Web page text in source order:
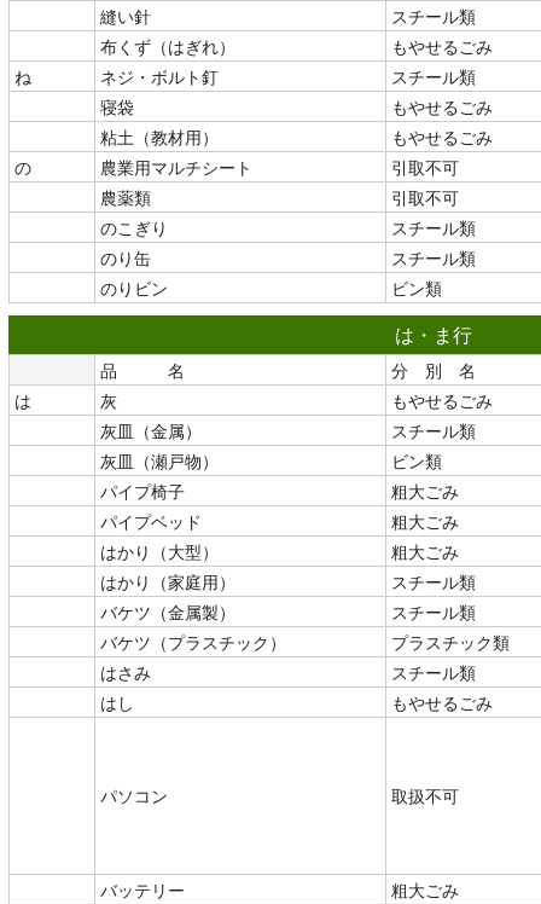
縫い針
スチール類
布くず（はぎれ）
もやせるごみ
ね
ネジ・ボルト釘
スチール類
寝袋
もやせるごみ
粘土（教材用）
もやせるごみ
の
農業用マルチシート
引取不可
農薬類
引取不可
のこぎり
スチール類
のり缶
スチール類
のりビン
ビン類
は・ま行
品 名
分 別 名
は
灰
もやせるごみ
灰皿（金属）
スチール類
灰皿（瀬戸物）
ビン類
パイプ椅子
粗大ごみ
パイプベッド
粗大ごみ
はかり（大型）
粗大ごみ
はかり（家庭用）
スチール類
バケツ（金属製）
スチール類
バケツ（プラスチック）
プラスチック類
はさみ
スチール類
はし
もやせるごみ
パソコン 取扱不可
バッテリー
粗大ごみ